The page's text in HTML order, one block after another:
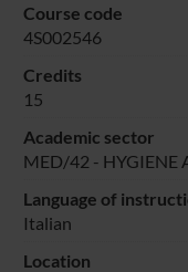
Course code
4S002546
Credits
15
Academic sector
MED/42 - HYGIENE
Language of
Italian
Location